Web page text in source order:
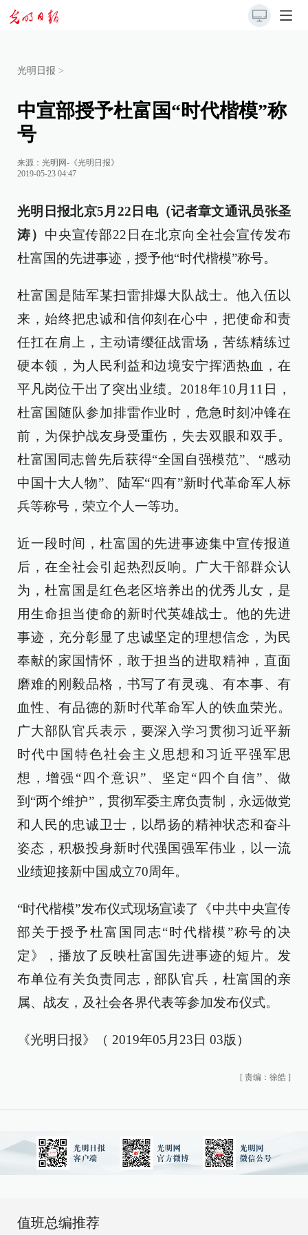
光明日报 >
中宣部授予杜富国“时代楷模”称
号
来源： 光明网-《光明日报》
2019-05-23 04:47
光明日报北京5月22日电（记者章文通讯员张圣
涛） 中央宣传部22日在北京向全社会宣传发布
杜富国的先进事迹，授予他“时代楷模”称号。
杜富国是陆军某扫雷排爆大队战士。他入伍以
来，始终把忠诚和信仰刻在心中，把使命和责
任扛在肩上，主动请缨征战雷场，苦练精练过
硬本领，为人民利益和边境安宁挥洒热血，在
平凡岗位干出了突出业绩。2018年10月11日，
杜富国随队参加排雷作业时，危急时刻冲锋在
前，为保护战友身受重伤，失去双眼和双手。
杜富国同志曾先后获得“全国自强模范”、“感动
中国十大人物”、陆军“四有”新时代革命军人标
兵等称号，荣立个人一等功。
近一段时间，杜富国的先进事迹集中宣传报道
后，在全社会引起热烈反响。广大干部群众认
为，杜富国是红色老区培养出的优秀儿女，是
用生命担当使命的新时代英雄战士。他的先进
事迹，充分彰显了忠诚坚定的理想信念，为民
奉献的家国情怀，敢于担当的进取精神，直面
磨难的刚毅品格，书写了有灵魂、有本事、有
血性、有品德的新时代革命军人的铁血荣光。
广大部队官兵表示，要深入学习贯彻习近平新
时代中国特色社会主义思想和习近平强军思
想，增强“四个意识”、坚定“四个自信”、做
到“两个维护”，贯彻军委主席负责制，永远做党
和人民的忠诚卫士，以昂扬的精神状态和奋斗
姿态，积极投身新时代强国强军伟业，以一流
业绩迎接新中国成立70周年。
“时代楷模”发布仪式现场宣读了《中共中央宣传
部关于授予杜富国同志“时代楷模”称号的决
定》，播放了反映杜富国先进事迹的短片。发
布单位有关负责同志，部队官兵，杜富国的亲
属、战友，及社会各界代表等参加发布仪式。
《光明日报》（ 2019年05月23日 03版）
[ 责编：徐皓 ]
值班总编推荐